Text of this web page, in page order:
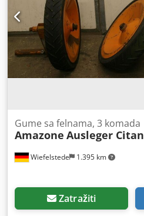
Wiefelstede 1.395 km
Gume sa felnama, 3 komada
Amazone Ausleger Citan
Zatražiti